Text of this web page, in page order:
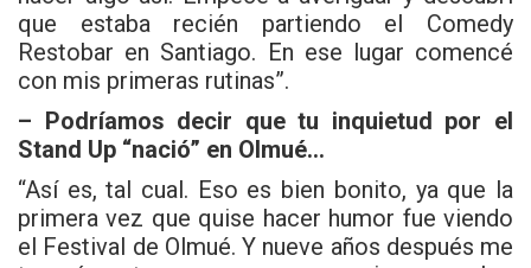
que estaba recién partiendo el Comedy
Restobar en Santiago. En ese lugar comencé
con mis primeras rutinas”.
– Podríamos decir que tu inquietud por el
Stand Up “nació” en Olmué…
“Así es, tal cual. Eso es bien bonito, ya que la
primera vez que quise hacer humor fue viendo
el Festival de Olmué. Y nueve años después me